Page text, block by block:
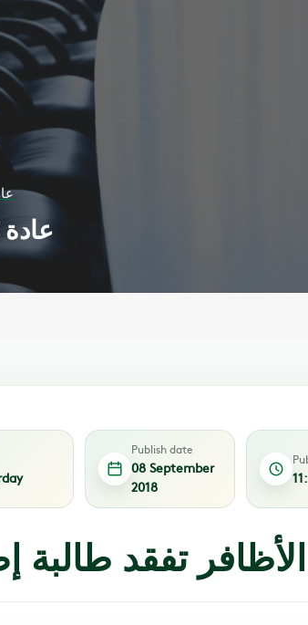
Publish date
08 September
2018
تفقد طالبة